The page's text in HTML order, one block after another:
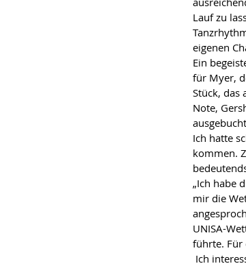
Lauf zu
eigenen
Ein
für Myer,
Stück, das
Note,
Ich hatte
kommen.
„Ich habe
mir die
UNISA-
führte. Für
Ich